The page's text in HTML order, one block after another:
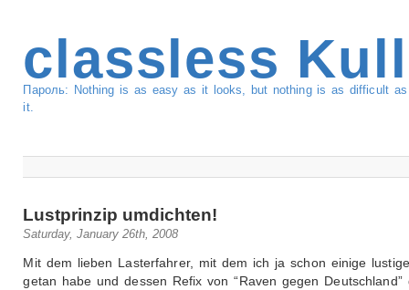
classless
Пароль: Nothing is as easy as it looks, but nothing is as difficult
it.
Lustprinzip umdichten!
Saturday, January 26th, 2008
Mit dem lieben Lasterfahrer, mit dem ich ja schon einige
getan habe und dessen Refix von “Raven gegen Deutschland”